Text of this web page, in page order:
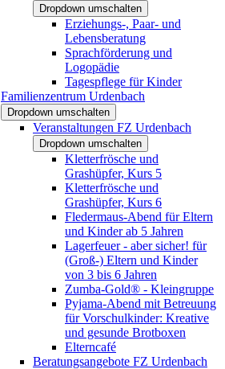
Dropdown umschalten
Erziehungs-, Paar- und
Lebensberatung
Sprachförderung und
Logopädie
Tagespflege für Kinder
Familienzentrum Urdenbach
Dropdown umschalten
Veranstaltungen FZ Urdenbach
Dropdown umschalten
Kletterfrösche und
Grashüpfer, Kurs 5
Kletterfrösche und
Grashüpfer, Kurs 6
Fledermaus-Abend für Eltern
und Kinder ab 5 Jahren
Lagerfeuer - aber sicher! für
(Groß-) Eltern und Kinder
von 3 bis 6 Jahren
Zumba-Gold® - Kleingruppe
Pyjama-Abend mit Betreuung
für Vorschulkinder: Kreative
und gesunde Brotboxen
Elterncafé
Beratungsangebote FZ Urdenbach